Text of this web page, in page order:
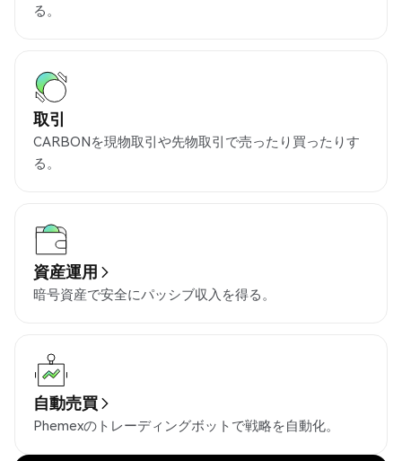
る。
取引
CARBONを現物取引や先物取引で売ったり買ったりす
る。
資産運用
暗号資産で安全にパッシブ収入を得る。
自動売買
Phemexのトレーディングボットで戦略を自動化。